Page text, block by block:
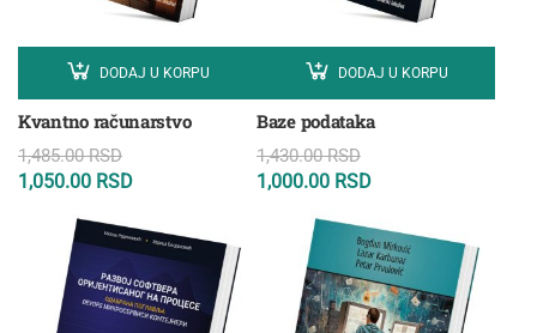
Kvantno računarstvo
1,485.00RSD
1,050.00 RSD
DODAJ U KORPU
Baze podataka
1,430.00RSD
1,000.00 RSD
DODAJ U KORPU